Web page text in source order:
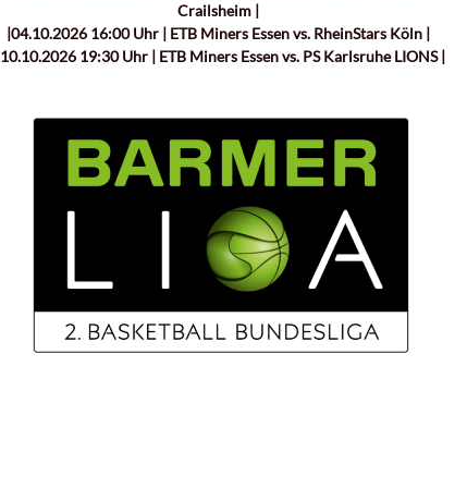
Crailsheim |
|04.10.2026 16:00 Uhr | ETB Miners Essen vs. RheinStars Köln |
| 10.10.2026 19:30 Uhr | ETB Miners Essen vs. PS Karlsruhe LIONS |